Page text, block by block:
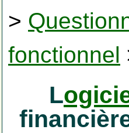
>
fonctionnel
L